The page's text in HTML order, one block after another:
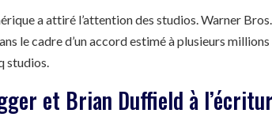
a attiré l’attention des studios. Warner
le cadre d’un accord estimé à plusieurs
studios.
et Brian Duffield à